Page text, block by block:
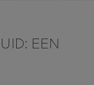
EEN